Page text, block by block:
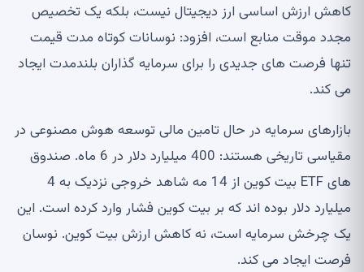
کاهش ارزش اساسی ارز دیجیتال نیست، بلکه یک تخصیص
مجدد موقت منابع است، افزود: نوسانات کوتاه مدت قیمت
تنها فرصت های جدیدی را برای سرمایه گذاران بلندمدت ایجاد
می کند.
بازارهای سرمایه در حال تامین مالی توسعه هوش مصنوعی در
مقیاسی تاریخی هستند: 400 میلیارد دلار در 6 ماه. صندوق
های ETF بیت کوین از 14 مه شاهد خروجی نزدیک به 4
میلیارد دلار بوده اند که بر بیت کوین فشار وارد کرده است. این
یک چرخش سرمایه است، نه کاهش ارزش بیت کوین. نوسان
فرصت ایجاد می کند.